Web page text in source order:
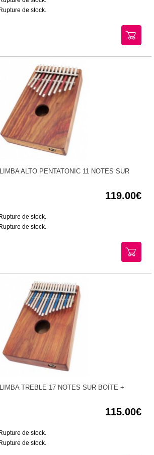
Rupture de stock.
ALTO PENTATONIC 11 NOTES SUR
119.00
de stock.
de stock.
TREBLE 17 NOTES SUR BOÎTE +
115.00
de stock.
de stock.